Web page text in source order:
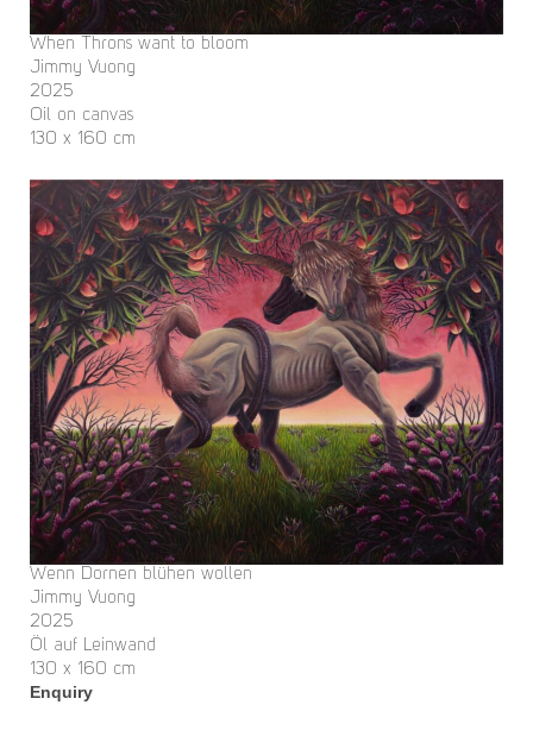
When Throns want to bloom
Jimmy Vuong
2025
Oil on canvas
130 x 160 cm
Wenn Dornen blühen wollen
Jimmy Vuong
2025
Öl auf Leinwand
130 x 160 cm
Enquiry